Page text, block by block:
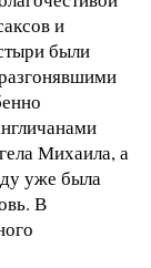
и
были
Михаила, а
уже была
В